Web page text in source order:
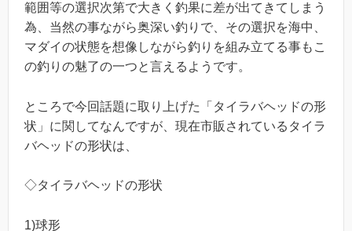
範囲等の選択次第で大きく釣果に差が出てきてしまう
為、当然の事ながら奥深い釣りで、その選択を海中、
マダイの状態を想像しながら釣りを組み立てる事もこ
の釣りの魅了の一つと言えるようです。
ところで今回話題に取り上げた「タイラバヘッドの形
状」に関してなんですが、現在市販されているタイラ
バヘッドの形状は、
◇タイラバヘッドの形状
1)球形